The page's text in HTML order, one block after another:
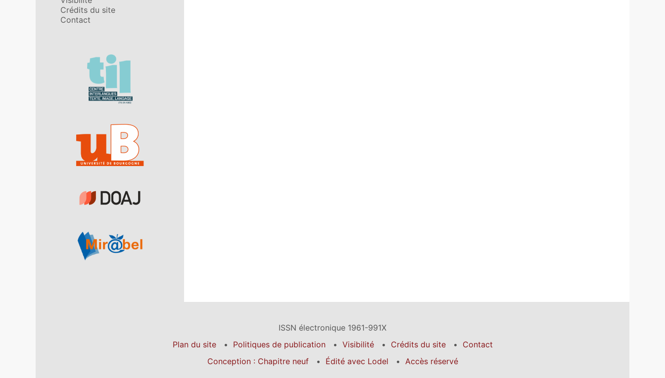
Crédits du site
Contact
Affiliations/partenaires
ISSN électronique 1961-991X
Plan du site
Politiques de publication Visibilité Crédits du site
Contact
Conception : Chapitre neuf
Édité avec Lodel Accès réservé